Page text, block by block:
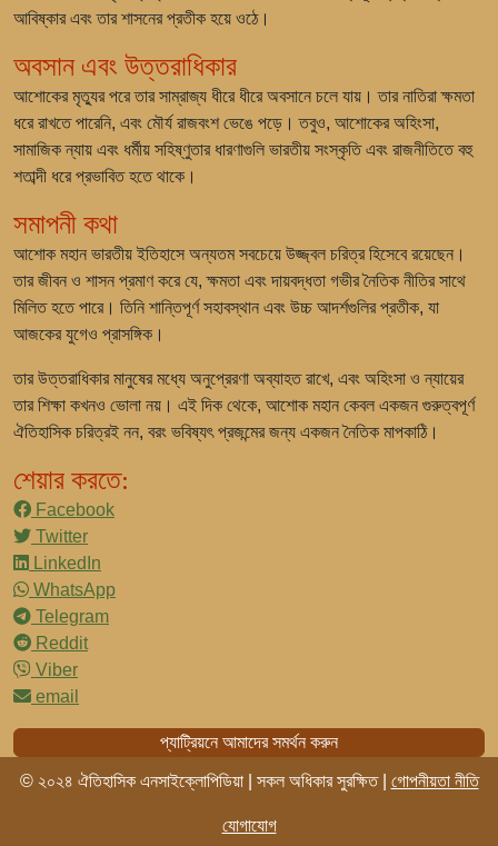
আবিষ্কার এবং তার শাসনের প্রতীক হয়ে ওঠে।
অবসান এবং উত্তরাধিকার
আশোকের মৃত্যুর পরে তার সাম্রাজ্য ধীরে ধীরে অবসানে চলে যায়। তার নাতিরা ক্ষমতা
ধরে রাখতে পারেনি, এবং মৌর্য রাজবংশ ভেঙে পড়ে। তবুও, আশোকের অহিংসা,
সামাজিক ন্যায় এবং ধর্মীয় সহিষ্ণুতার ধারণাগুলি ভারতীয় সংস্কৃতি এবং রাজনীতিতে বহু
শতাব্দী ধরে প্রভাবিত হতে থাকে।
সমাপনী কথা
আশোক মহান ভারতীয় ইতিহাসে অন্যতম সবচেয়ে উজ্জ্বল চরিত্র হিসেবে রয়েছেন।
তার জীবন ও শাসন প্রমাণ করে যে, ক্ষমতা এবং দায়বদ্ধতা গভীর নৈতিক নীতির সাথে
মিলিত হতে পারে। তিনি শান্তিপূর্ণ সহাবস্থান এবং উচ্চ আদর্শগুলির প্রতীক, যা
আজকের যুগেও প্রাসঙ্গিক।
তার উত্তরাধিকার মানুষের মধ্যে অনুপ্রেরণা অব্যাহত রাখে, এবং অহিংসা ও ন্যায়ের
তার শিক্ষা কখনও ভোলা নয়। এই দিক থেকে, আশোক মহান কেবল একজন গুরুত্বপূর্ণ
ঐতিহাসিক চরিত্রই নন, বরং ভবিষ্যৎ প্রজন্মের জন্য একজন নৈতিক মাপকাঠি।
শেয়ার করতে:
Facebook
Twitter
LinkedIn
WhatsApp
Telegram
Reddit
Viber
email
প্যাট্রিয়নে আমাদের সমর্থন করুন
© ২০২৪ ঐতিহাসিক এনসাইক্লোপিডিয়া | সকল অধিকার সুরক্ষিত | গোপনীয়তা নীতি
যোগাযোগ